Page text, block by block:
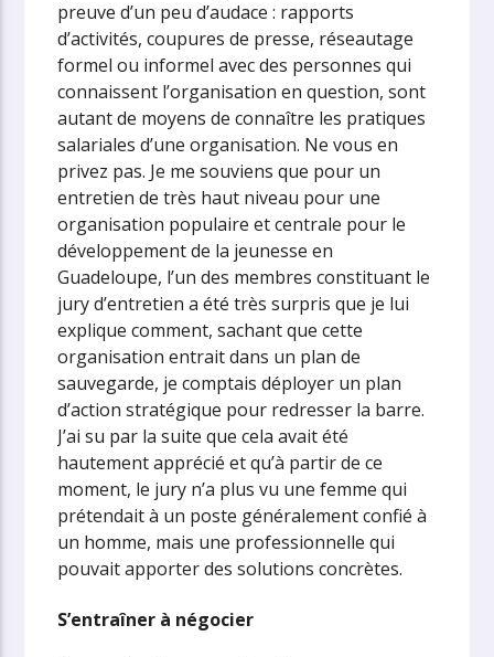
preuve d’un peu d’audace : rapports
d’activités, coupures de presse, réseautage
formel ou informel avec des personnes qui
connaissent l’organisation en question, sont
autant de moyens de connaître les pratiques
salariales d’une organisation. Ne vous en
privez pas. Je me souviens que pour un
entretien de très haut niveau pour une
organisation populaire et centrale pour le
développement de la jeunesse en
Guadeloupe, l’un des membres constituant le
jury d’entretien a été très surpris que je lui
explique comment, sachant que cette
organisation entrait dans un plan de
sauvegarde, je comptais déployer un plan
d’action stratégique pour redresser la barre.
J’ai su par la suite que cela avait été
hautement apprécié et qu’à partir de ce
moment, le jury n’a plus vu une femme qui
prétendait à un poste généralement confié à
un homme, mais une professionnelle qui
pouvait apporter des solutions concrètes.
S’entraîner à négocier